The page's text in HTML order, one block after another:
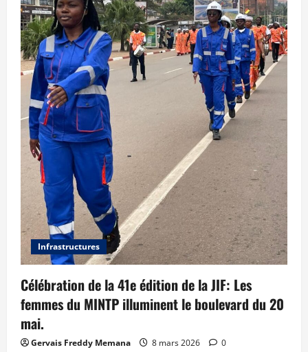
Infrastructures
Célébration de la 41e édition de la JIF: Les
femmes du MINTP illuminent le boulevard du 20
mai.
Gervais Freddy Memana 8 mars 2026 0